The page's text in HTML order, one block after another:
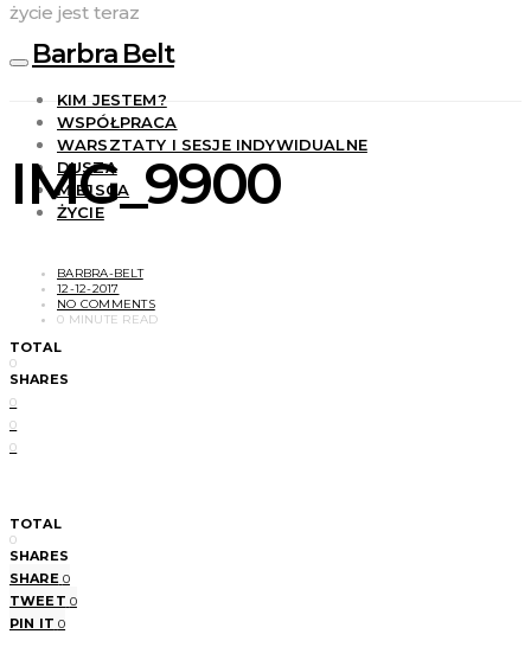
życie jest teraz
Barbra Belt
KIM JESTEM?
WSPÓŁPRACA
WARSZTATY I SESJE INDYWIDUALNE
DUSZA
MIEJSCA
ŻYCIE
IMG_9900
BARBRA-BELT
12-12-2017
NO COMMENTS
0 MINUTE READ
TOTAL
0
SHARES
0
0
0
TOTAL
0
SHARES
SHARE 0
TWEET 0
PIN IT 0